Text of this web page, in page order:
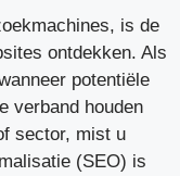
is de
ontdekken. Als
potentiële
verband houden
sector, mist u
(SEO) is